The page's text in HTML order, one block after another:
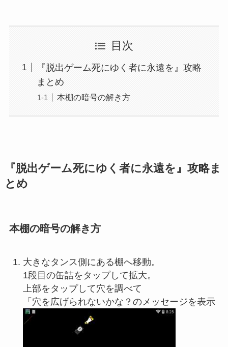
目次
『脱出ゲーム死にゆく者に永遠を』攻略
まとめ
本棚の暗号の解き方
『脱出ゲーム死にゆく者に永遠を』攻略ま
とめ
本棚の暗号の解き方
大きなタンス側にある棚へ移動。
1段目の缶詰をタップして拡大。
上部をタップして穴を調べて
「穴を広げられないかな？のメッセージを表示